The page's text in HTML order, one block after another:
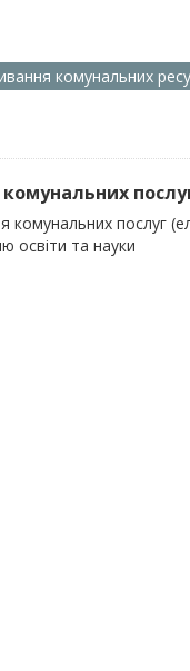
комунальних
послуг
освіти та науки